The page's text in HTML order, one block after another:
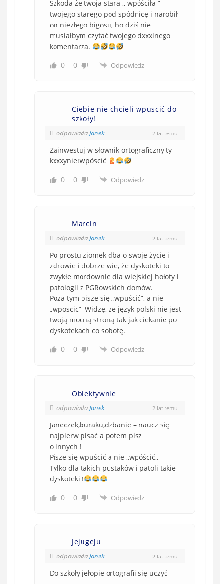
Szkoda że twoja stara ,, wpóściła ”
twojego starego pod spódnicę i narobił
on niezłego bigosu, bo dziś nie
musiałbym czytać twojego dxxxlnego
komentarza.
0
0 Odpowiedz
Ciebie nie chcieli wpuscić do
szkoły!
odpowiadaJanek 2 lat temu
Zainwestuj w słownik ortograficzny ty
kxxxynie!Wpóscić
0
0 Odpowiedz
Marcin
odpowiadaJanek 2 lat temu
Po prostu ziomek dba o swoje życie i
zdrowie i dobrze wie, że dyskoteki to
zwykłe mordownie dla wiejskiej hołoty i
patologii z PGRowskich domów.
Poza tym pisze się „wpuścić”, a nie
„wposcic”. Widzę, że język polski nie jest
twoją mocną stroną tak jak ciekanie po
dyskotekach co sobotę.
0
0 Odpowiedz
Obiektywnie
odpowiadaJanek 2 lat temu
Janeczek,buraku,dzbanie – naucz się
najpierw pisać a potem pisz
o innych !
Pisze się wpuścić a nie ,,wpóścić,,
Tylko dla takich pustaków i patoli takie
dyskoteki !
0
0 Odpowiedz
Jejugeju
odpowiadaJanek 2 lat temu
Do szkoły jełopie ortografii się uczyć